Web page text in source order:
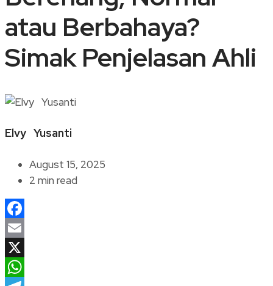
atau Berbahaya?
Simak Penjelasan Ahli
Elvy Yusanti
August 15, 2025
2 min read
Facebook
Email
X